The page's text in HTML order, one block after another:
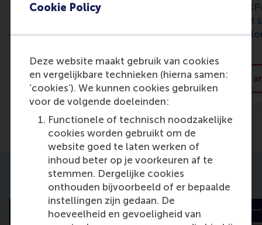
Cookie Policy
Deze website maakt gebruik van cookies
en vergelijkbare technieken (hierna samen:
‘cookies’). We kunnen cookies gebruiken
voor de volgende doeleinden:
Functionele of technisch noodzakelijke
cookies worden gebruikt om de
website goed te laten werken of
inhoud beter op je voorkeuren af te
stemmen. Dergelijke cookies
onthouden bijvoorbeeld of er bepaalde
instellingen zijn gedaan. De
hoeveelheid en gevoeligheid van
consulting firm
her early 30s. But
hemmed in. She
Read the full
Upcoming Events